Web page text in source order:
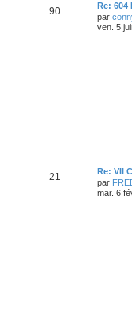
90
Re:
par
ven. 5
21
Re: VII
par
mar. 6